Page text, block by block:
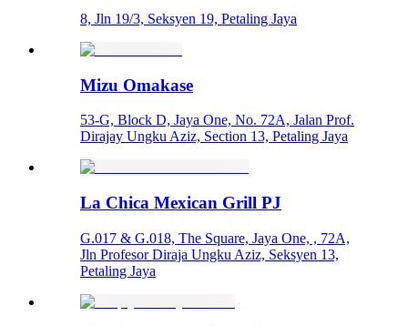
8, Jln 19/3, Seksyen 19, Petaling Jaya
Mizu Omakase
53-G, Block D, Jaya One, No. 72A, Jalan Prof.
Dirajay Ungku Aziz, Section 13, Petaling Jaya
La Chica Mexican Grill PJ
G.017 & G.018, The Square, Jaya One, , 72A,
Jln Profesor Diraja Ungku Aziz, Seksyen 13,
Petaling Jaya